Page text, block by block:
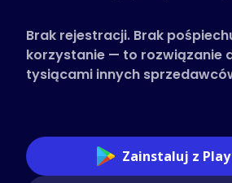
Brak rejestracji. Brak
korzystanie — to rozwiązanie
tysiącami innych
Zainstaluj z